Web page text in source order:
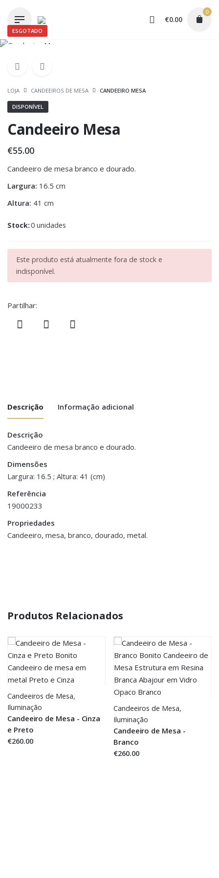
content
€0.00
0
ESGOTADO
LOJA CANDEEIROS DE MESA CANDEEIRO MESA
DISPONÍVEL
Candeeiro Mesa
€55.00
Candeeiro de mesa branco e dourado.
Largura: 16.5 cm
Altura: 41 cm
Stock:0 unidades
Este produto está atualmente fora de stock e
indisponível.
Partilhar:
Descrição Informação adicional
Descrição
Candeeiro de mesa branco e dourado.
Dimensões
Largura: 16.5 ; Altura: 41 (cm)
Referência
19000233
Propriedades
Candeeiro, mesa, branco, dourado, metal.
Peso 0.600 kg
Dimensões
Produtos Relacionados
Candeeiros de Mesa,
Iluminação
Candeeiro de Mesa - Cinza
e Preto
€260.00
Candeeiros de Mesa,
Iluminação
Candeeiro de Mesa -
Branco
€260.00